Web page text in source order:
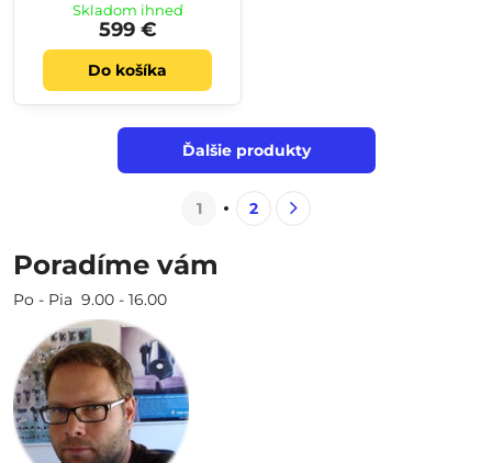
Skladom ihneď
599 €
Do košíka
Ďalšie produkty
1 2
Poradíme vám
Po - Pia 9.00 - 16.00